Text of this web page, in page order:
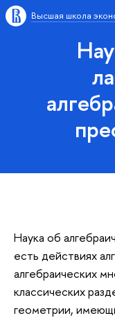
Высшая школа
Наука об
есть действиях
алгебраических
классических
геометрии,